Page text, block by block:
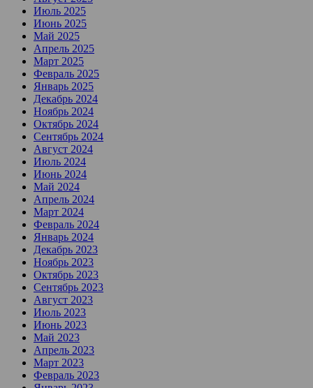
Июль 2025
Июнь 2025
Май 2025
Апрель 2025
Март 2025
Февраль 2025
Январь 2025
Декабрь 2024
Ноябрь 2024
Октябрь 2024
Сентябрь 2024
Август 2024
Июль 2024
Июнь 2024
Май 2024
Апрель 2024
Март 2024
Февраль 2024
Январь 2024
Декабрь 2023
Ноябрь 2023
Октябрь 2023
Сентябрь 2023
Август 2023
Июль 2023
Июнь 2023
Май 2023
Апрель 2023
Март 2023
Февраль 2023